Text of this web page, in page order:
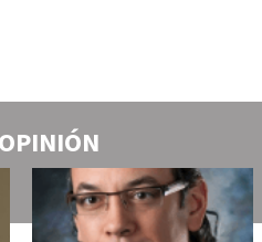
OPINIÓN